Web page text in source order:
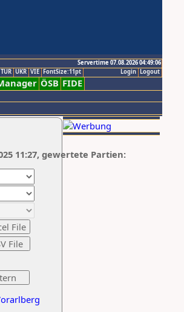
Servertime 07.08.2026 04:49:06
Logout
Login
TUR UKR VIE FontSize:11pt
ÖSB FIDE
11:27, gewertete Partien: